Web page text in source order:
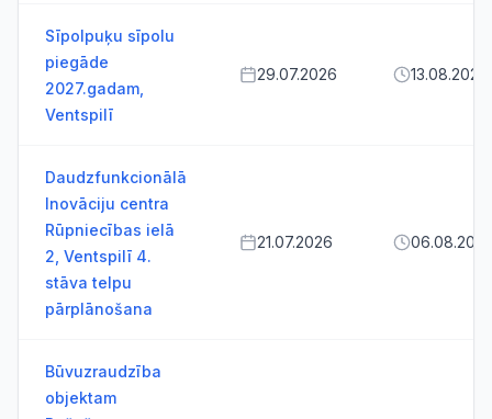
Sīpolpuķu sīpolu
piegāde
2027.gadam,
Ventspilī
29.07.2026 13.08.2026
Daudzfunkcionālā
Inovāciju centra
Rūpniecības ielā
2, Ventspilī 4.
stāva telpu
pārplānošana
21.07.2026
Būvuzraudzība
objektam